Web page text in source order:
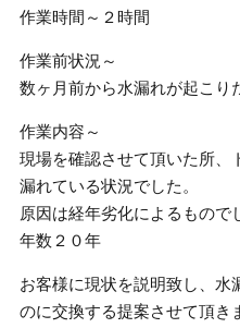
作業時間～２時間
作業前状況～
数ヶ月前から水漏れが起こり
作業内容～
現場を確認させて頂いた所、
漏れている状況でした。
原因は経年劣化によるもので
年数２０年
お客様に現状を説明致し、水
のに交換する提案させて頂き